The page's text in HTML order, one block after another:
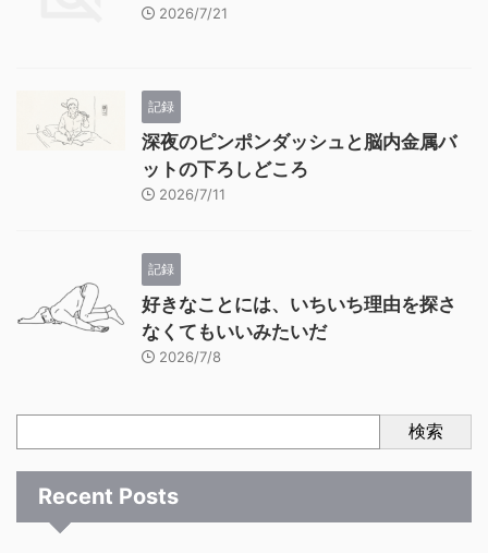
2026/7/21
記録
深夜のピンポンダッシュと脳内金属バ
ットの下ろしどころ
2026/7/11
記録
好きなことには、いちいち理由を探さ
なくてもいいみたいだ
2026/7/8
検索
Recent Posts